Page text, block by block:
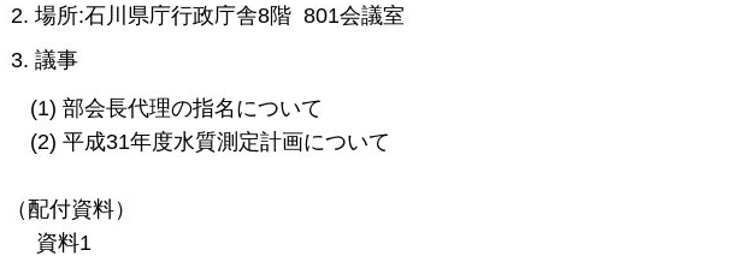
場所:石川県庁行政庁舎8階 801会議室
議事
(1) 部会長代理の指名について
(2) 平成31年度水質測定計画について
（配付資料）
資料1